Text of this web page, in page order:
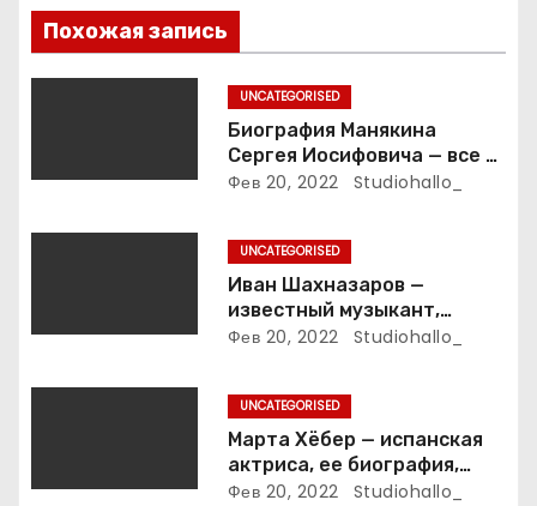
п
о
а
п
с
я
Похожая запись
UNCATEGORISED
Биография Манякина
Сергея Иосифовича — все о
ветеране футбола России!
Фев 20, 2022 Studiohallo_
UNCATEGORISED
Иван Шахназаров —
известный музыкант,
композитор и продюсер —
Фев 20, 2022 Studiohallo_
UNCATEGORISED
Марта Хёбер — испанская
актриса, ее биография,
фото и интересные факты,
Фев 20, 2022 Studiohallo_